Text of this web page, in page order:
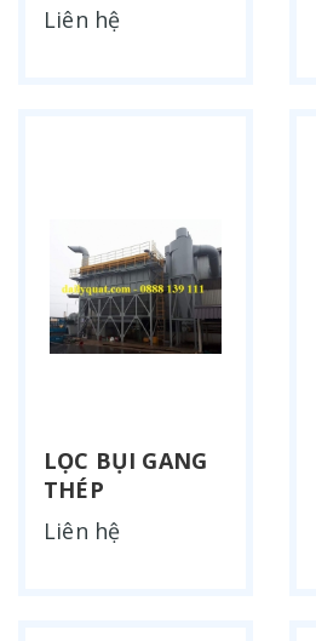
Liên hệ
LỌC BỤI GANG
THÉP
Liên hệ